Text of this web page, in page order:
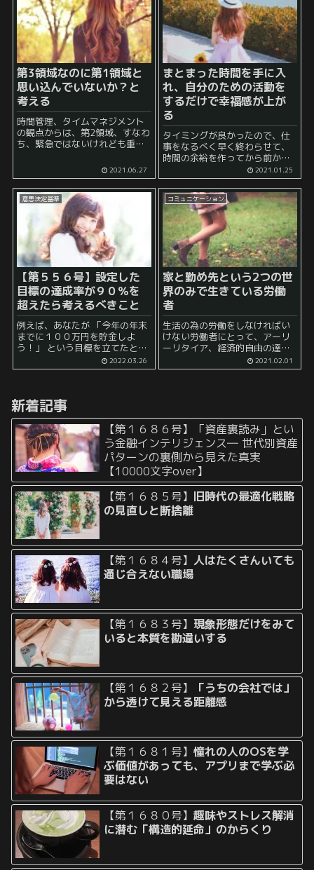
第3領域なのに第1領域と
思い込んでいないか？と
考える
時間管理、タイムマネジメント
の観点からは、第2領域、すなわ
ち、緊急ではないけれども重要
とが大事だとされています。 し
たがって、人生をより良い形で
進めていくためには、この第2領
域に関する活動に全力投球する
2021.06.27
まとまった時間を手に入
れ、自分のための活動を
するだけで幸福感が上が
る
タイミングが良かったので、仕
事をなるべく早く終わらせて、
時間の余裕を作ってから前から
気になっていた『ファスト＆ス
ロー』という本を読んでいまし
た。 この本自体は「速い思考」
と「遅い思考」について述べて
おり、非常に興味深いと思いな
がら読...
2021.01.25
意思決定基準
【第５５６号】設定した
目標の達成率が９０％を
超えたら考えるべきこと
例えば、あなたが 「今年の年末
までに１００万円を貯金しよ
う！」 という目標を立てたとし
な目標を達成するのは難しいと
ます。 そして...
2022.03.26
コミュニケーション
家と勤め先という2つの世
界のみで生きている労働
者
生活の為の労働をしなければい
けない労働者にとって、アーリ
ーリタイア、経済的自由の達成
は夢のような存在です。 ネット
ワークビジネス、MLMなどの宣
ゆっ...
2021.02.01
新着記事
【第１６８６号】「資産裏読み」とい
う金融インテリジェンス― 世代別資産
パターンの裏側から見えた真実
【10000文字over】
【第１６８５号】 旧時代の最適化戦略
の見直しと断捨離
【第１６８４号】人はたくさんいても
通じ合えない職場
【第１６８３号】現象形態だけをみて
いると本質を勘違いする
【第１６８２号】
「うちの会社では」
から透けて見える距離感
【第１６８１号】憧れの人のOSを学
ぶ価値があっても、アプリまで学ぶ必
要はない
【第１６８０号】趣味やストレス解消
に潜む「構造的延命」のからくり